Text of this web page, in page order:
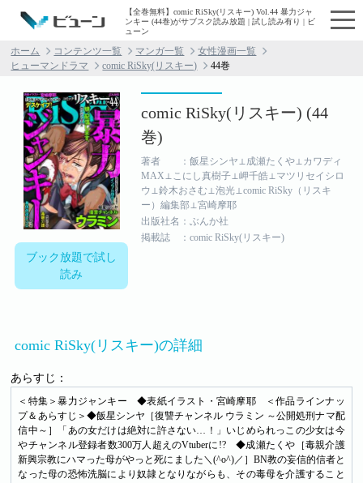
【全巻無料】comic RiSky(リスキー) Vol.44 暴力ジャ
ンキー (44巻)がサブスク読み放題 | 試し読み有り | ビ
ューン
ホーム コンテンツ一覧 マンガ一覧
女性漫画一覧
ヒューマンドラマ
comic RiSky(リスキー) 44巻
ブック放題で試し
読み
comic RiSky(リスキー) (44
巻)
著者 ：飯星シンヤ⊥成瀬たくや⊥カワディ
MAX⊥こにし真樹子⊥岬千皓⊥マツリセイシロ
ウ⊥鈴木おさむ⊥泡光⊥comic RiSky（リスキ
ー）編集部⊥宮崎摩耶
出版社名：ぶんか社
掲載誌 ：comic RiSky(リスキー)
comic RiSky(リスキー)の詳細
あらすじ：
＜特集＞暴力ジャンキー ◆表紙イラスト・宮崎摩耶 ＜作品ラインナッ
プ＆あらすじ＞◆飯星シンヤ［復讐チャンネル ウラミン ～公開処刑ナマ配
信中～］「あの女だけは絶対に許さない…！」いじめられっこの少女は今
やチャンネル登録者数300万人超えのVtuberに!? ◆成瀬たくや［毒親介護
新興宗教にハマった母がやっと死にました＼(^o^)／］BN教の妄信的信者と
なった母の恐怖洗脳により奴隷となりながらも、その毒母を介護すること